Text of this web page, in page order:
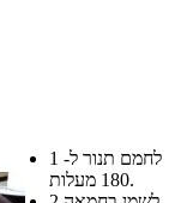
1
180 מעלות.